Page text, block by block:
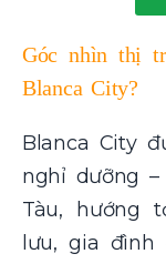
Góc nhìn thị
Blanca City?
Blanca City
nghỉ dưỡng
Tàu, hướng
lưu, gia